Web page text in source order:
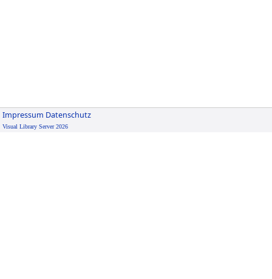
Impressum Datenschutz
Visual Library Server 2026